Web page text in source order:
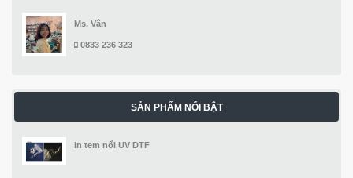
Ms. Vân
0833 236 323
SẢN PHẨM NỔI BẬT
In tem nổi UV DTF